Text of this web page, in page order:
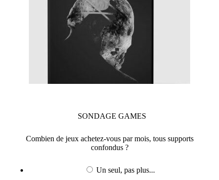
SONDAGE GAMES
Combien de jeux achetez-vous par mois, tous supports
confondus ?
Un seul, pas plus...